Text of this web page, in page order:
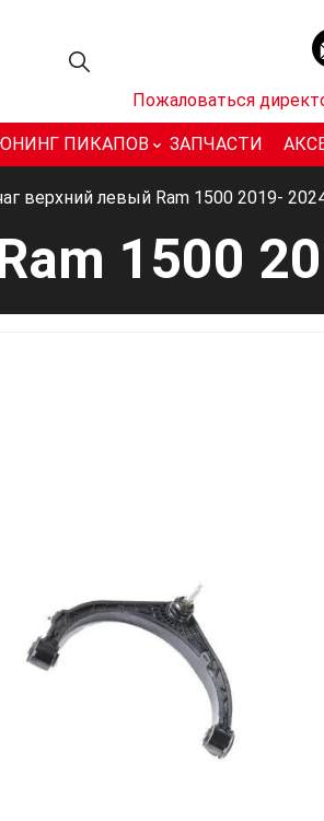
Пожаловаться
ПИКАПОВ ЗАПЧАСТИ
верхний левый Ram 1500 2019-
1500